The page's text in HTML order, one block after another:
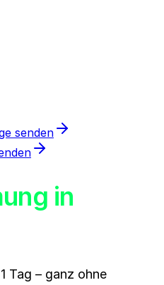
senden
in
Tag – ganz ohne